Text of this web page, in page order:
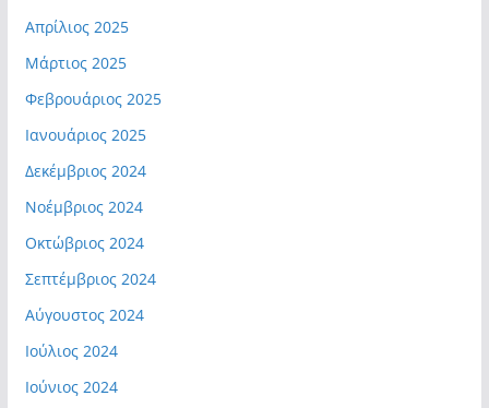
Απρίλιος 2025
Μάρτιος 2025
Φεβρουάριος 2025
Ιανουάριος 2025
Δεκέμβριος 2024
Νοέμβριος 2024
Οκτώβριος 2024
Σεπτέμβριος 2024
Αύγουστος 2024
Ιούλιος 2024
Ιούνιος 2024